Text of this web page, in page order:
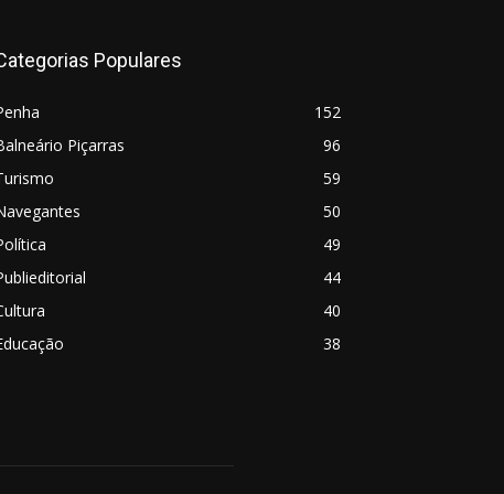
Populares
152
Piçarras
96
59
50
49
44
40
38